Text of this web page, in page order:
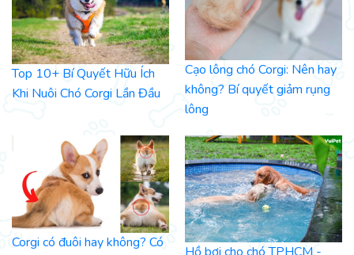
Top 10+ Bí Quyết Hữu Ích
Khi Nuôi Chó Corgi Lần Đầu
Cạo lông chó Corgi: Nên hay
không? Bí quyết giảm rụng
lông
Corgi có đuôi hay không? Có